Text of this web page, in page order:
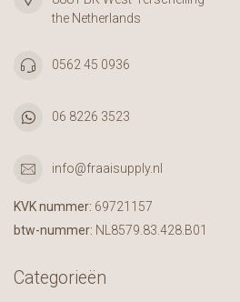
the Netherlands
0562 45 0936
06 8226 3523
info@fraaisupply.nl
KVK nummer: 69721157
btw-nummer: NL8579.83.428.B01
Categorieën